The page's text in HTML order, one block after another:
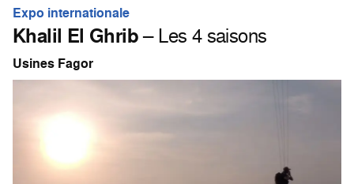
Expo internationale
Khalil El Ghrib– Les 4 saisons
Usines Fagor